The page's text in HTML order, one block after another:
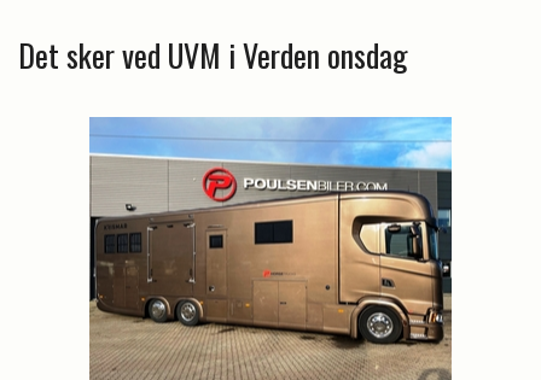
Det sker ved UVM i Verden onsdag